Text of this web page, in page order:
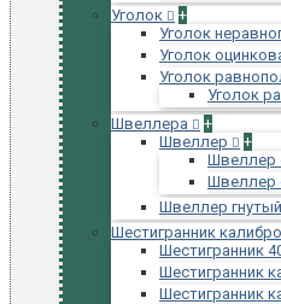
Уголок
+
Уголок
Уголок
Уголок
Уголок
Швеллера
+
Швеллер
+
Швеллер
Швеллер
Швеллер
Шестигранник
Шестигранник
Шестигранник
Шестигранник